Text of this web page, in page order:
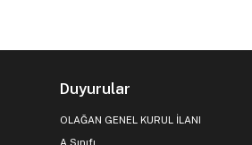
Duyurular
OLAĞAN GENEL KURUL İLANI